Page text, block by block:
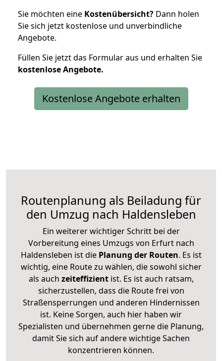
Sie möchten eine Kostenübersicht? Dann holen
Sie sich jetzt kostenlose und unverbindliche
Angebote.
Füllen Sie jetzt das Formular aus und erhalten Sie
kostenloseAngebote.
Kostenlose Angebote erhalten
Routenplanung als Beiladung für
den Umzug nach Haldensleben
Ein weiterer wichtiger Schritt bei der
Vorbereitung eines Umzugs von Erfurt nach
Haldensleben ist diePlanung der Routen. Es ist
wichtig, eine Route zu wählen, die sowohl sicher
als auch zeiteffizientist. Es ist auch ratsam,
sicherzustellen, dass die Route frei von
Straßensperrungen und anderen Hindernissen
ist. Keine Sorgen, auch hier haben wir
Spezialisten und übernehmen gerne die Planung,
damit Sie sich auf andere wichtige Sachen
konzentrieren können.